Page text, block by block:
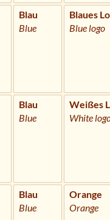
Blau
Blue
Blaues
Blue logo
Blau
Blue
Weißes
White
Blau
Blue
Orange
Orange